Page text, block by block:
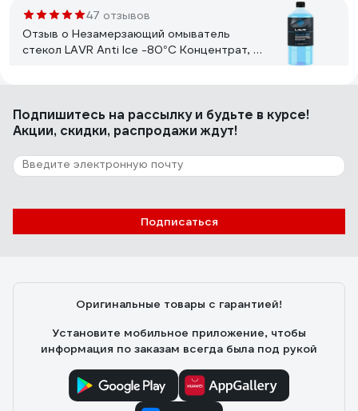
температуре он будет жидкий, но до стекла уже не
добьет распылитель. 3. Более безопасна по
сравнении с незамерзайками на основе метанола.
47 отзывов
Отзыв о Незамерзающий омыватель
стекол LAVR Anti Ice -80°С Концентрат, 1
Не пахнет
51 отзыв
Sintec "Чисто Плюс" -20 С 4л ПЭТ 806358
Подпишитесь на рассылкуи будьте в курсе!
Акции, скидки, распродажи ждут!
Подписаться
Оригинальные товары с гарантией!
Установите мобильное приложение, чтобы
информация по заказам всегда была под рукой